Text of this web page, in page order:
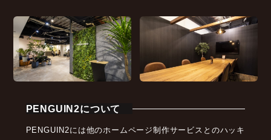
PENGUIN2について
PENGUIN2には他のホームページ制作サービスとのハッキ